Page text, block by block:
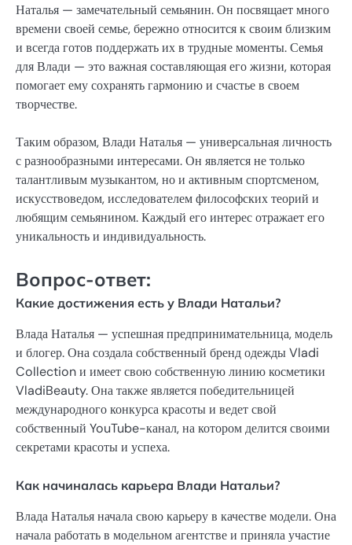
Наталья — замечательный семьянин. Он посвящает много
времени своей семье, бережно относится к своим близким
и всегда готов поддержать их в трудные моменты. Семья
для Влади — это важная составляющая его жизни, которая
помогает ему сохранять гармонию и счастье в своем
творчестве.
Таким образом, Влади Наталья — универсальная личность
с разнообразными интересами. Он является не только
талантливым музыкантом, но и активным спортсменом,
искусствоведом, исследователем философских теорий и
любящим семьянином. Каждый его интерес отражает его
уникальность и индивидуальность.
Вопрос-ответ:
Какие достижения есть у Влади Натальи?
Влада Наталья — успешная предпринимательница, модель
и блогер. Она создала собственный бренд одежды Vladi
Collection и имеет свою собственную линию косметики
VladiBeauty. Она также является победительницей
международного конкурса красоты и ведет свой
собственный YouTube-канал, на котором делится своими
секретами красоты и успеха.
Как начиналась карьера Влади Натальи?
Влада Наталья начала свою карьеру в качестве модели. Она
начала работать в модельном агентстве и приняла участие